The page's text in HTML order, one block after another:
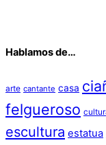
Hablamos de…
arte cantante casa
felgueroso
escultura estatua